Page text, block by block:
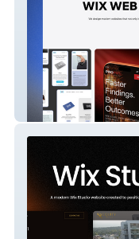
Nice Digital Studio